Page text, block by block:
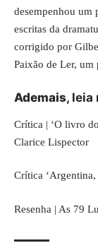
desempenhou um
escritas da
corrigido por
Paixão de Ler,
Ademais, leia
Crítica | ‘O livro
Clarice Lispector
Crítica
Resenha | As 79